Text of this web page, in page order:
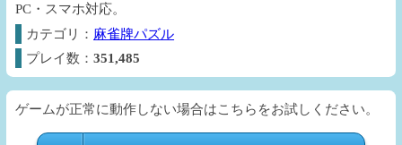
PC・スマホ対応。
カテゴリ： 麻雀牌パズル
プレイ数：351,485
ゲームが正常に動作しない場合はこちらをお試しください。